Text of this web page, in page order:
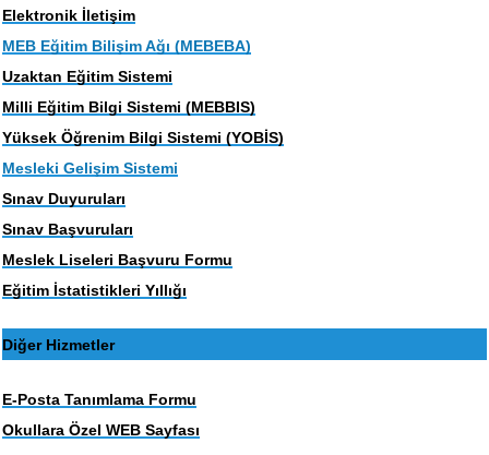
Elektronik İletişim
MEB Eğitim Bilişim Ağı (MEBEBA)
Uzaktan Eğitim Sistemi
Milli Eğitim Bilgi Sistemi (MEBBIS)
Yüksek Öğrenim Bilgi Sistemi (YOBİS)
Mesleki Gelişim Sistemi
Sınav Duyuruları
Sınav Başvuruları
Meslek Liseleri Başvuru Formu
Eğitim İstatistikleri Yıllığı
Diğer Hizmetler
E-Posta Tanımlama Formu
Okullara Özel WEB Sayfası